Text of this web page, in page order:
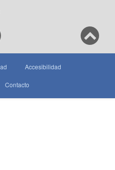
Accesibilidad
Contacto